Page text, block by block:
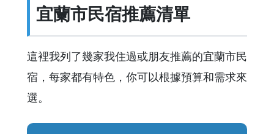
宜蘭市民宿推薦清單
這裡我列了幾家我住過或朋友推薦的宜蘭市民
宿，每家都有特色，你可以根據預算和需求來
選。